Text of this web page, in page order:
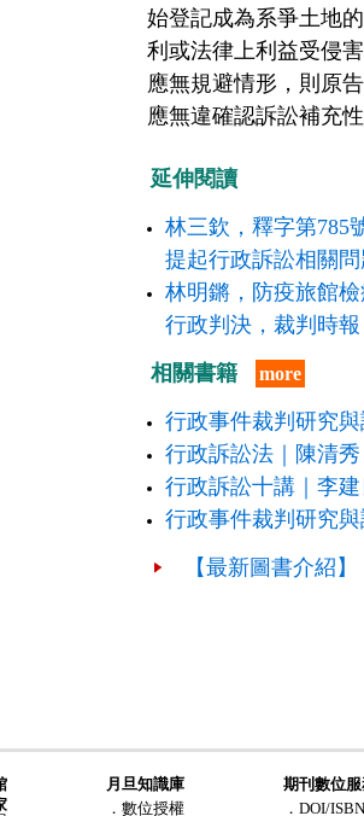
始登記成為系爭土地
利或法律上利益受侵
應無規避情形，則原
應無違確認訴訟補充性
延伸閱讀
林三欽，釋字第785
提起行政訴訟相關問
林明鏘，防疫旅館
行政判決，裁判時報
相關書籍
more
行政事件裁判研究
行政訴訟法｜陳清秀
行政訴訟十講｜李建
行政事件裁判研究
【最新圖書介紹】
月旦知識庫
． 數位授權
期刊數位
．DOI/